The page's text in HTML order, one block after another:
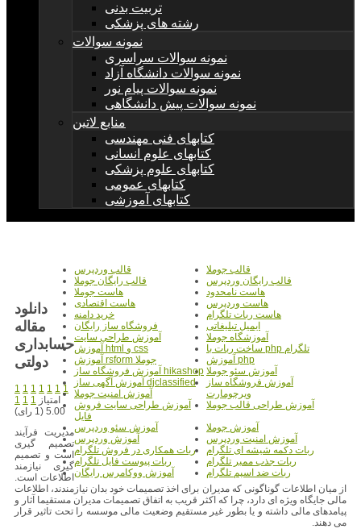
تربیت بدنی
رشته های پزشکی
نمونه سوالات
نمونه سوالات سراسری
نمونه سوالات دانشگاه آزاد
نمونه سوالات پیام نور
نمونه سوالات پیش دانشگاهی
منابع لاتین
کتابهای فنی مهندسی
کتابهای علوم انسانی
کتابهای علوم پزشکی
کتابهای عمومی
کتابهای آموزشی
قالب جوملا
قالب وردپرس
قالب رایگان وردپرس
قالب رایگان جوملا
هاست نامحدود
هاست جوملا
هاست وردپرس
هاست اقتصادی
هاست ربات تلگرام
خرید دامنه
ایمیل تبلیغاتی
فروشگاه ساز رایگان
آموزشگاه جوملا
آموزش طراحی سایت
ساخت ربات با php تلگرام
آموزش html و css
آموزش php
آموزش rsform جوملا
آموزش سئو جوملا آموزش فروشگاه ساز hikashop
آموزش فروشگاه ساز
ویرچومارت
آموزش آگهی ساز djclassified
آموزش امنیت جوملا
آموزش طراحی قالب جوملا
آموزش طراحی سایت فروش
فایل
آموزش جوملا
آموزش سئو وردپرس
آموزش امنیت وردپرس
آموزش وردپرس
ربات دکمه شیشه ای تلگرام
ربات همکاری در فروش تلگرام
ربات جذب ممبر تلگرام
ربات پیوست فایل تلگرام
ربات ضد اسپم تلگرام
آموزش ووکامرس رایگان
دانلود
مقاله
حسابداری
دولتی
1 1 1 1 1 1 1
1 1 1 امتیاز
5.00 (1 رای)
مدیریت فرآیند
تصمیم گیری
است و تصمیم
گیری نیازمند
اطلاعات است.
از میان اطلاعات گوناگونی که مدیران برای اخذ تصمیمات خود بدان نیازمندند، اطلاعات
مالی جایگاه ویژه ای دارد، چرا که اکثر قریب به اتفاق تصمیمات مدیران مستقیما آثار و
پیامدهای مالی داشته و یا بطور غیر مستقیم وضعیت مالی موسسه را تحت تاثیر قرار
می دهند.